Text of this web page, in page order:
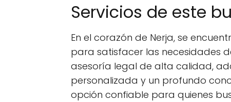
Servicios de este
En el corazón de Nerja, se
para satisfacer las necesidades
asesoría legal de alta calidad,
personalizada y un profundo
opción confiable para quienes